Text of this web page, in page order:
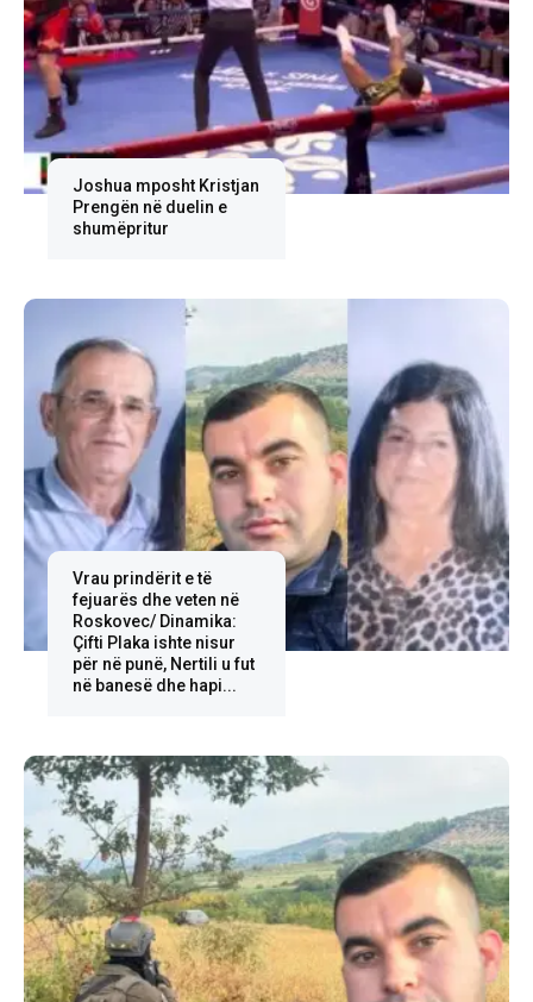
Joshua mposht Kristjan
Prengën në duelin e
shumëpritur
Vrau prindërit e të
fejuarës dhe veten në
Roskovec/ Dinamika:
Çifti Plaka ishte nisur
për në punë, Nertili u fut
në banesë dhe hapi...